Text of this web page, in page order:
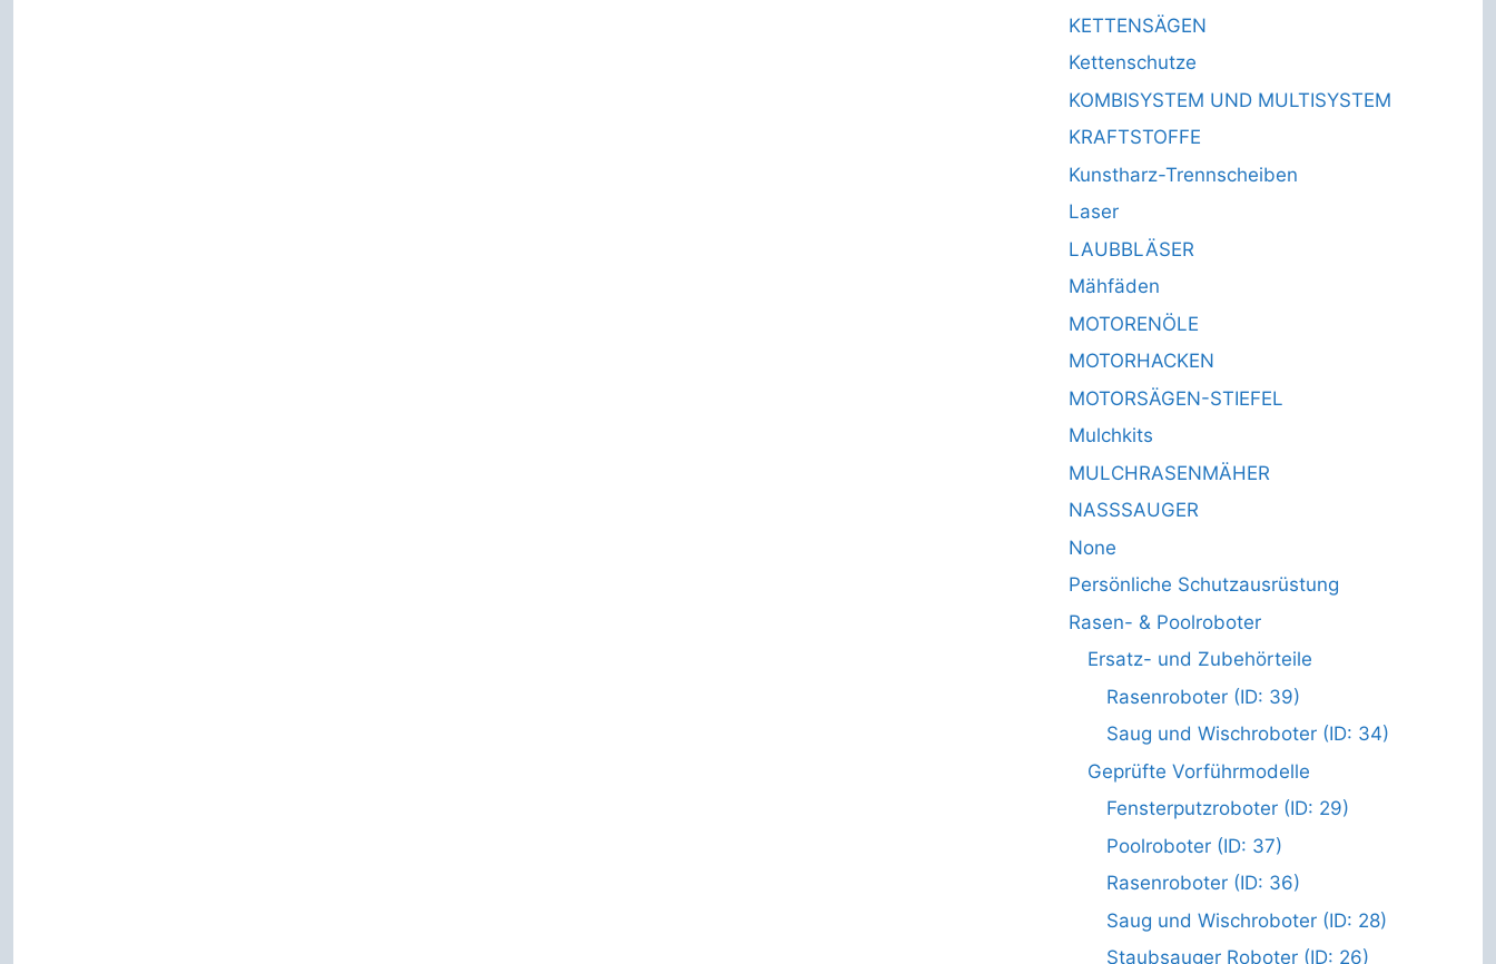
KETTENSÄGEN
Kettenschutze
KOMBISYSTEM UND MULTISYSTEM
KRAFTSTOFFE
Kunstharz-Trennscheiben
Laser
LAUBBLÄSER
Mähfäden
MOTORENÖLE
MOTORHACKEN
MOTORSÄGEN-STIEFEL
Mulchkits
MULCHRASENMÄHER
NASSSAUGER
None
Persönliche Schutzausrüstung
Rasen- & Poolroboter
Ersatz- und Zubehörteile
Rasenroboter (ID: 39)
Saug und Wischroboter (ID: 34)
Geprüfte Vorführmodelle
Fensterputzroboter (ID: 29)
Poolroboter (ID: 37)
Rasenroboter (ID: 36)
Saug und Wischroboter (ID: 28)
Staubsauger Roboter (ID: 26)